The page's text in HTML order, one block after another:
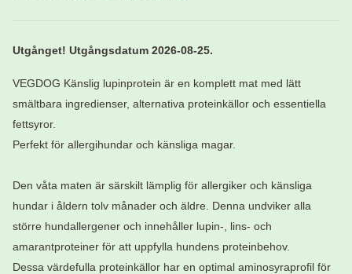
Utgånget! Utgångsdatum 2026-08-25.
VEGDOG Känslig lupinprotein är en komplett mat med lätt
smältbara ingredienser, alternativa proteinkällor och essentiella
fettsyror.
Perfekt för allergihundar och känsliga magar.
Den våta maten är särskilt lämplig för allergiker och känsliga
hundar i åldern tolv månader och äldre. Denna undviker alla
större hundallergener och innehåller lupin-, lins- och
amarantproteiner för att uppfylla hundens proteinbehov.
Dessa värdefulla proteinkällor har en optimal aminosyraprofil för